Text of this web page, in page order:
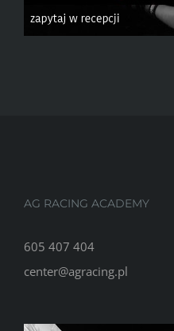
AG RACING ACADEMY
605 407 404
center@agracing.pl